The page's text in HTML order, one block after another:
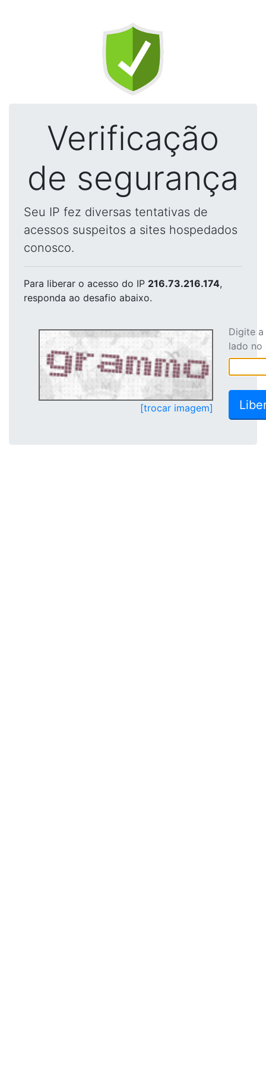
Verificação
de segurança
Seu IP fez diversas tentativas de
acessos suspeitos a sites hospedados
conosco.
Para liberar o acesso do IP 216.73.216.174,
responda ao desafio abaixo.
[trocar imagem]
Digite
lado no